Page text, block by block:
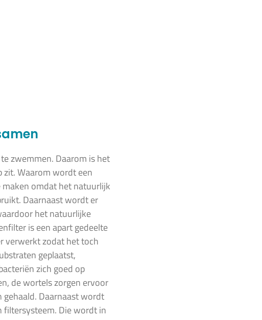
zwemmen. Daarom is het
zit. Waarom wordt een
omdat het natuurlijk
Daarnaast wordt er
het natuurlijke
is een apart gedeelte
verwerkt zodat het toch
geplaatst,
zich goed op
de wortels zorgen ervoor
Daarnaast wordt
filtersysteem. Die wordt in